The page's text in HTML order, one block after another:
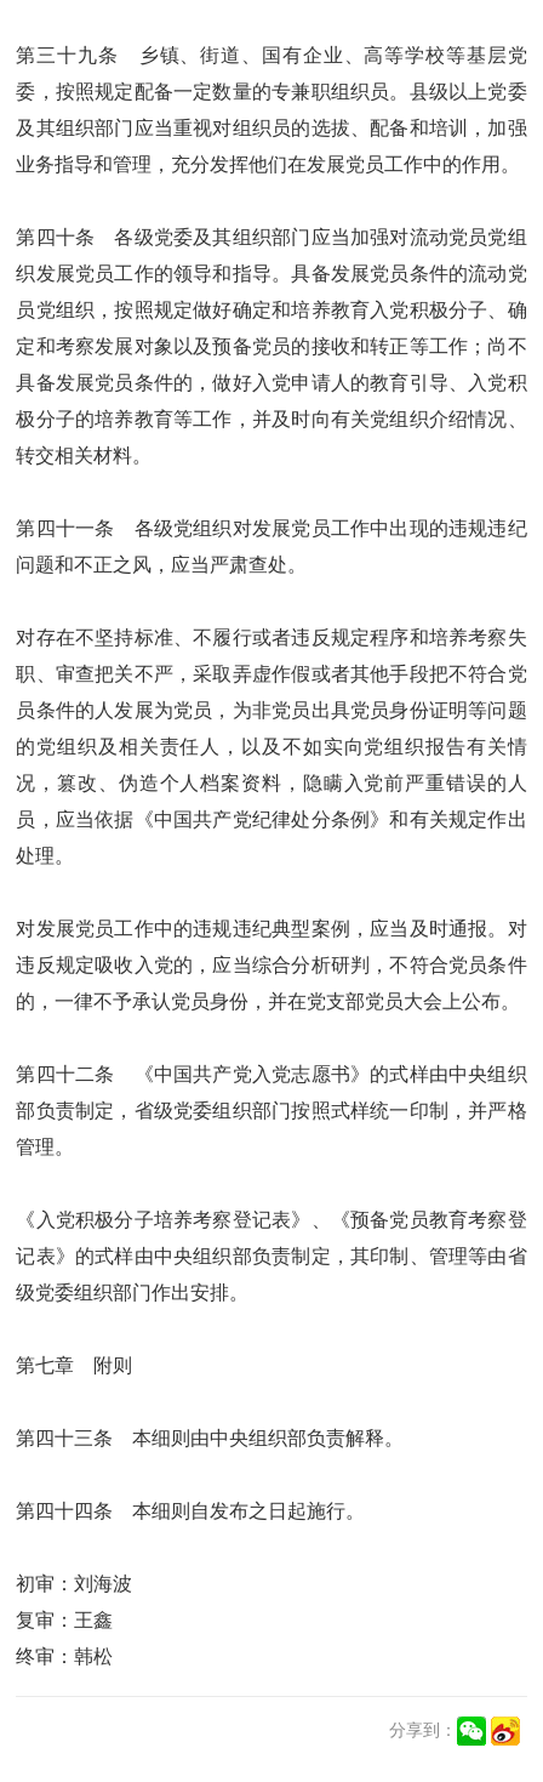
第三十九条 乡镇、街道、国有企业、高等学校等基层党
委，按照规定配备一定数量的专兼职组织员。县级以上党委
及其组织部门应当重视对组织员的选拔、配备和培训，加强
业务指导和管理，充分发挥他们在发展党员工作中的作用。
第四十条 各级党委及其组织部门应当加强对流动党员党组
织发展党员工作的领导和指导。具备发展党员条件的流动党
员党组织，按照规定做好确定和培养教育入党积极分子、确
定和考察发展对象以及预备党员的接收和转正等工作；尚不
具备发展党员条件的，做好入党申请人的教育引导、入党积
极分子的培养教育等工作，并及时向有关党组织介绍情况、
转交相关材料。
第四十一条 各级党组织对发展党员工作中出现的违规违纪
问题和不正之风，应当严肃查处。
对存在不坚持标准、不履行或者违反规定程序和培养考察失
职、审查把关不严，采取弄虚作假或者其他手段把不符合党
员条件的人发展为党员，为非党员出具党员身份证明等问题
的党组织及相关责任人，以及不如实向党组织报告有关情
况，篡改、伪造个人档案资料，隐瞒入党前严重错误的人
员，应当依据《中国共产党纪律处分条例》和有关规定作出
处理。
对发展党员工作中的违规违纪典型案例，应当及时通报。对
违反规定吸收入党的，应当综合分析研判，不符合党员条件
的，一律不予承认党员身份，并在党支部党员大会上公布。
第四十二条 《中国共产党入党志愿书》的式样由中央组织
部负责制定，省级党委组织部门按照式样统一印制，并严格
管理。
《入党积极分子培养考察登记表》、《预备党员教育考察登
记表》的式样由中央组织部负责制定，其印制、管理等由省
级党委组织部门作出安排。
第七章 附则
第四十三条 本细则由中央组织部负责解释。
第四十四条 本细则自发布之日起施行。
初审：刘海波
复审：王鑫
终审：韩松
分享到：